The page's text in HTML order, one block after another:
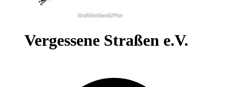
Vergessene Straßen e.V.